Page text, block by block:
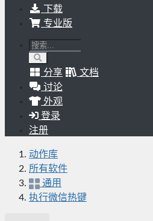
下载
专业版
分享
文档
讨论
外观
登录
注册
动作库
所有软件
通用
执行微信热键